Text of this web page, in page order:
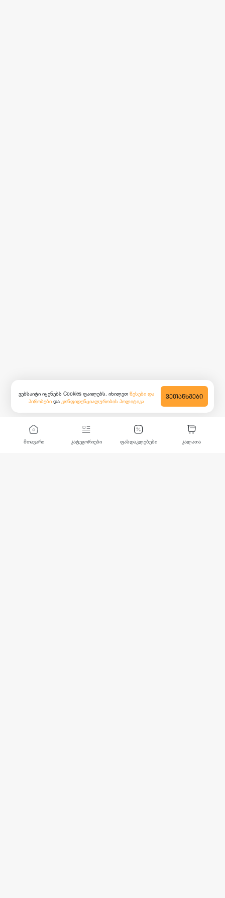
მთავარი კატეგორიები ფასდაკლებები კალათა
ვებსაიტი იყენებს Cookies ფაილებს. იხილეთ წესები და
პირობები და კონფიდენციალურობის პოლიტიკა
ᲕᲔᲗᲐᲜᲮᲛᲔᲑᲘ